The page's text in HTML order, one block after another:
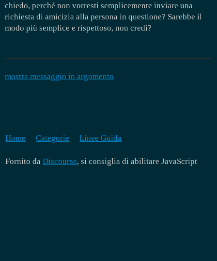
chiedo, perché non vorresti semplicemente inviare una
richiesta di amicizia alla persona in questione? Sarebbe il
modo più semplice e rispettoso, non credi?
mostra messaggio in argomento
Home Categorie Linee Guida
Fornito daDiscourse, si consiglia di abilitare JavaScript